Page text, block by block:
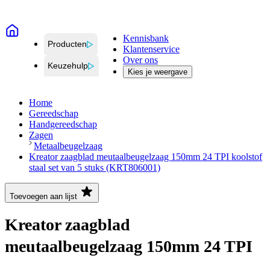
Producten
Keuzehulp
Kennisbank
Klantenservice
Over ons
Kies je weergave
Home
Gereedschap
Handgereedschap
Zagen
Metaalbeugelzaag
Kreator zaagblad meutaalbeugelzaag 150mm 24 TPI koolstof
staal set van 5 stuks (KRT806001)
Toevoegen aan lijst
Kreator zaagblad
meutaalbeugelzaag 150mm 24 TPI